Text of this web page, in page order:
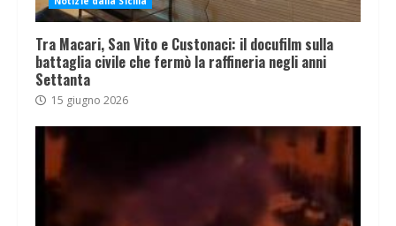
Tra Macari, San Vito e Custonaci: il docufilm sulla
battaglia civile che fermò la raffineria negli anni
Settanta
15 giugno 2026